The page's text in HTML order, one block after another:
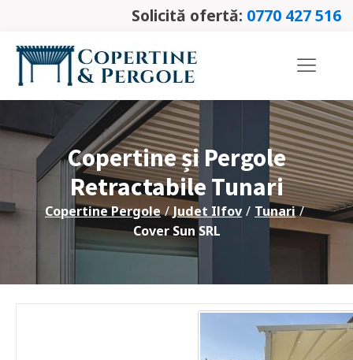
Solicită ofertă: 0770 427 516
Copertine și Pergole
Retractabile Tunari
Copertine Pergole / Judet Ilfov / Tunari /
Cover Sun SRL